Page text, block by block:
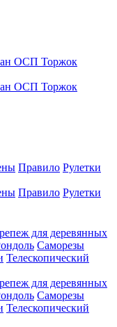
ОСП Торжок
ОСП Торжок
Правило Рулетки
Правило Рулетки
для деревянных
Саморезы
Телескопический
для деревянных
Саморезы
Телескопический